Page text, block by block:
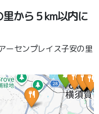
から５km以内に
ーセンプレイス子安の里